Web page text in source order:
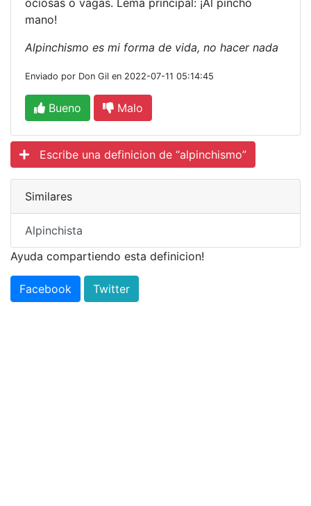
ociosas o vagas. Lema principal: ¡Al pincho
mano!
Alpinchismo es mi forma de vida, no hacer nada
Enviado por Don Gil en 2022-07-11 05:14:45
Bueno Malo
Escribe una definicion de “alpinchismo”
Similares
Alpinchista
Ayuda compartiendo esta definicion!
Facebook Twitter